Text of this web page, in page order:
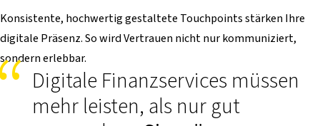
Konsistente, hochwertig gestaltete Touchpoints stärken Ihre
digitale Präsenz. So wird Vertrauen nicht nur kommuniziert,
sondern erlebbar.
Digitale Finanzservices müssen
mehr leisten, als nur gut